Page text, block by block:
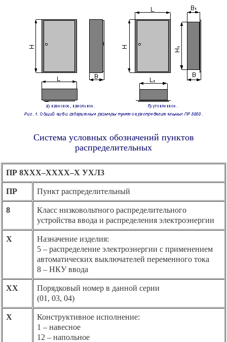
Система условных обозначений пунктов
распределительных
ПР 8ХХХ–ХХХХ–Х УХЛ3
ПР Пункт распределительный
8
Класс низковольтного распределительного
устройства ввода и распределения электроэнергии
Х
Назначение изделия:
5 – распределение электроэнергии с применением
автоматических выключателей переменного тока
8 – НКУ ввода
ХХ
Порядковый номер в данной серии
(01, 03, 04)
Х
Конструктивное исполнение:
1 – навесное
12 – напольное